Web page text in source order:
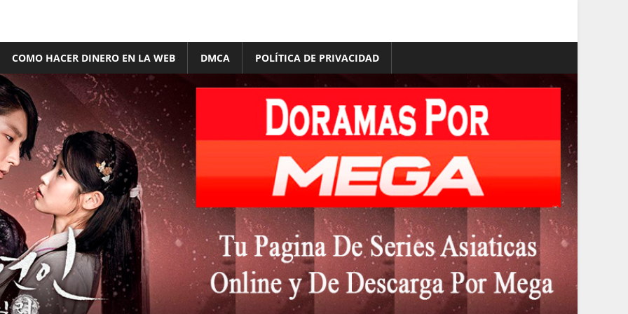
COMO HACER DINERO EN LA WEB DMCA POLÍTICA DE PRIVACIDAD